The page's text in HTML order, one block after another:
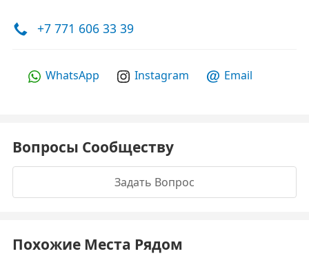
+7 771 606 33 39
WhatsApp Instagram Email
Вопросы Сообществу
Задать Вопрос
Похожие Места Рядом